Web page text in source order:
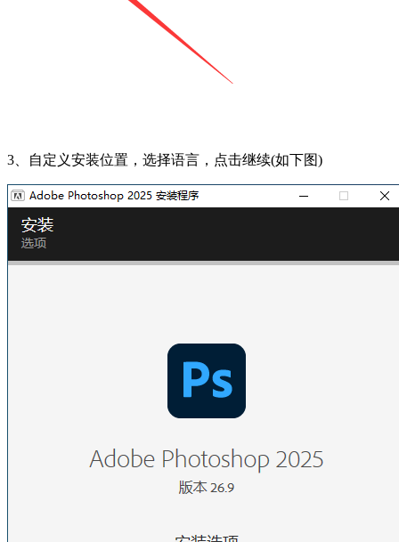
3、自定义安装位置，选择语言，点击继续(如下图)